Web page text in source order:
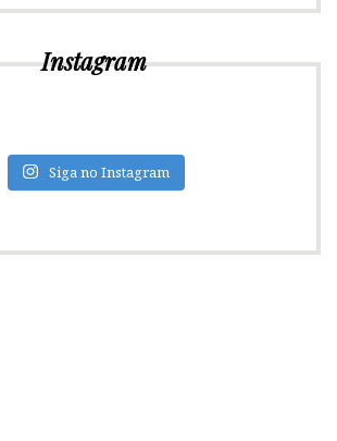
Instagram
Siga no Instagram